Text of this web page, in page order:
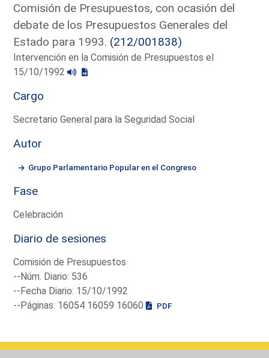
Comisión de Presupuestos, con ocasión del
debate de los Presupuestos Generales del
Estado para 1993. (212/001838)
Intervención en la Comisión de Presupuestos el
15/10/1992
Cargo
Secretario General para la Seguridad Social
Autor
Grupo Parlamentario Popular en el Congreso
Fase
Celebración
Diario de sesiones
Comisión de Presupuestos
--Núm. Diario: 536
--Fecha Diario: 15/10/1992
--Páginas: 16054 16059 16060
PDF